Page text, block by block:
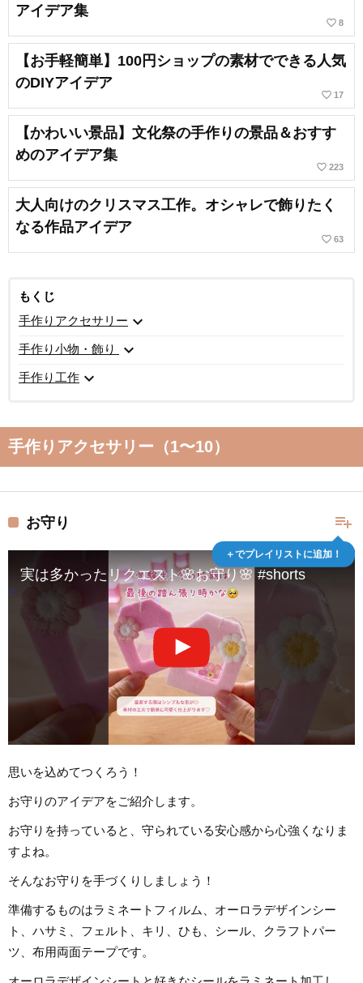
アイデア集
favorite_border 8
【お手軽簡単】100円ショップの素材でできる人気
のDIYアイデア
favorite_border 17
【かわいい景品】文化祭の手作りの景品＆おすす
めのアイデア集
favorite_border 223
大人向けのクリスマス工作。オシャレで飾りたく
なる作品アイデア
favorite_border 63
もくじ
手作りアクセサリー expand_more
手作り小物・飾り expand_more
手作り工作 expand_more
手作りアクセサリー（1〜10）
playlist_add
＋でプレイリストに追加！
お守り
実は多かったリクエスト🌸お守り🌸 #shorts
思いを込めてつくろう！
お守りのアイデアをご紹介します。
お守りを持っていると、守られている安心感から心強くなりま
すよね。
そんなお守りを手づくりしましょう！
準備するものはラミネートフィルム、オーロラデザインシー
ト、ハサミ、フェルト、キリ、ひも、シール、クラフトパー
ツ、布用両面テープです。